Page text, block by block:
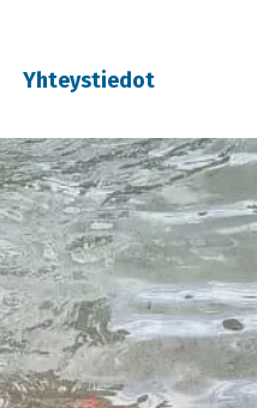
Yhteystiedot